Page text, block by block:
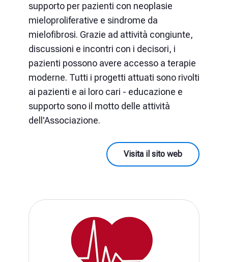
supporto per pazienti con neoplasie
mieloproliferative e sindrome da
mielofibrosi. Grazie ad attività congiunte,
discussioni e incontri con i decisori, i
pazienti possono avere accesso a terapie
moderne. Tutti i progetti attuati sono rivolti
ai pazienti e ai loro cari - educazione e
supporto sono il motto delle attività
dell'Associazione.
Visita il sito web